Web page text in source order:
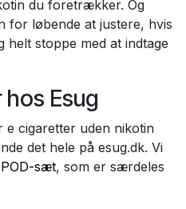
du foretrækker. Og
for løbende at justere, hvis
helt stoppe med at indtage
Esug
cigaretter uden nikotin
det hele på esug.dk. Vi
POD-sæt, som er særdeles